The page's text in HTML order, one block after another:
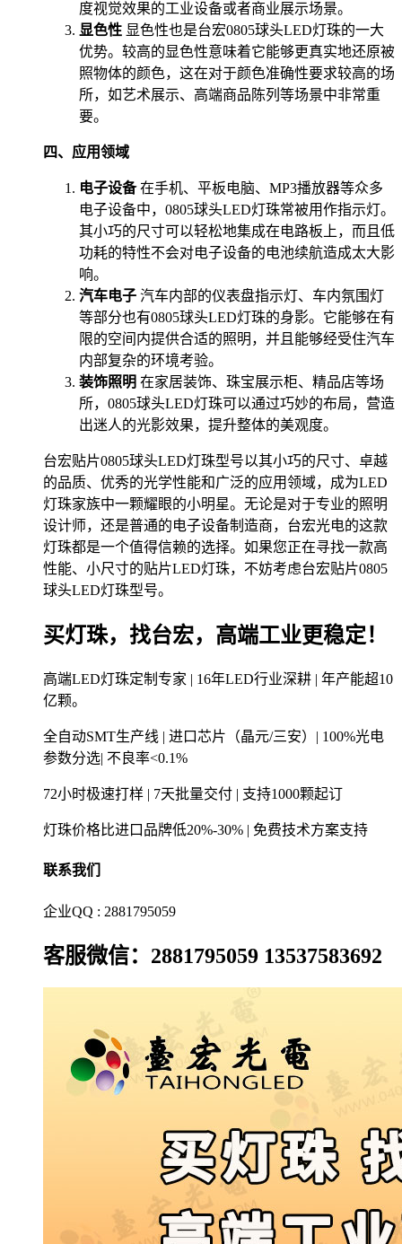
度视觉效果的工业设备或者商业展示场景。
显色性 显色性也是台宏0805球头LED灯珠的一大
优势。较高的显色性意味着它能够更真实地还原被
照物体的颜色，这在对于颜色准确性要求较高的场
所，如艺术展示、高端商品陈列等场景中非常重
要。
四、应用领域
电子设备在手机、平板电脑、MP3播放器等众多
电子设备中，0805球头LED灯珠常被用作指示灯。
其小巧的尺寸可以轻松地集成在电路板上，而且低
功耗的特性不会对电子设备的电池续航造成太大影
响。
汽车电子 汽车内部的仪表盘指示灯、车内氛围灯
等部分也有0805球头LED灯珠的身影。它能够在有
限的空间内提供合适的照明，并且能够经受住汽车
内部复杂的环境考验。
装饰照明 在家居装饰、珠宝展示柜、精品店等场
所，0805球头LED灯珠可以通过巧妙的布局，营造
出迷人的光影效果，提升整体的美观度。
台宏贴片0805球头LED灯珠型号以其小巧的尺寸、卓越
的品质、优秀的光学性能和广泛的应用领域，成为LED
灯珠家族中一颗耀眼的小明星。无论是对于专业的照明
设计师，还是普通的电子设备制造商，台宏光电的这款
灯珠都是一个值得信赖的选择。如果您正在寻找一款高
性能、小尺寸的贴片LED灯珠，不妨考虑台宏贴片0805
球头LED灯珠型号。
买灯珠，找台宏，高端工业更稳定！
高端LED灯珠定制专家 | 16年LED行业深耕 | 年产能超10
亿颗。
全自动SMT生产线 | 进口芯片（晶元/三安）| 100%光电
参数分选| 不良率<0.1%
72小时极速打样 | 7天批量交付 | 支持1000颗起订
灯珠价格比进口品牌低20%-30% | 免费技术方案支持
联系我们
企业QQ : 2881795059
客服微信：2881795059 13537583692